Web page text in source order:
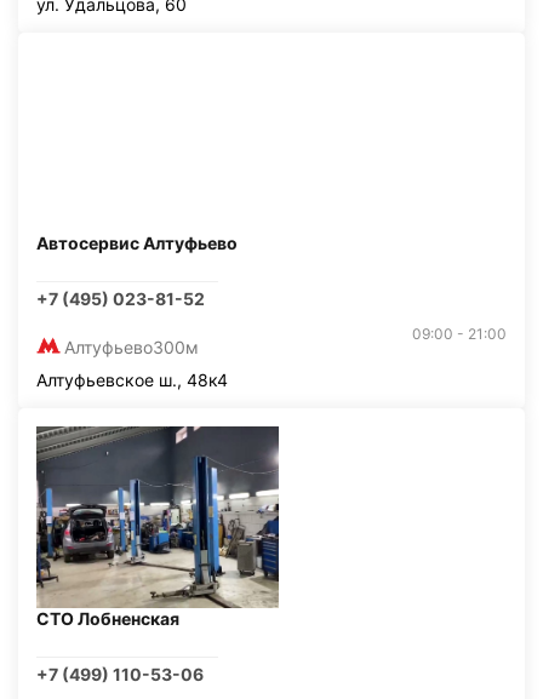
ул. Удальцова, 60
Автосервис Алтуфьево
+7 (495) 023-81-52
Алтуфьево300м
09:00 - 21:00
Алтуфьевское ш., 48к4
СТО Лобненская
+7 (499) 110-53-06